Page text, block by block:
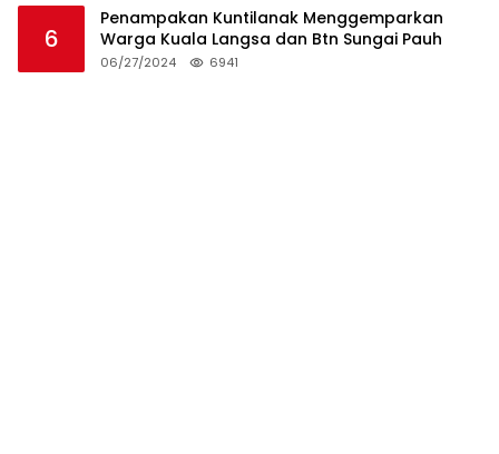
6
Penampakan Kuntilanak Menggemparkan
Warga Kuala Langsa dan Btn Sungai Pauh
06/27/2024 6941